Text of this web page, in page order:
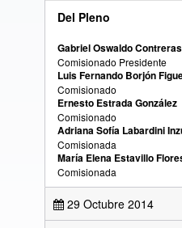
Del Pleno
Gabriel Oswaldo
Comisionado Presidente
Luis Fernando Borjón
Comisionado
Ernesto Estrada González
Comisionado
Adriana Sofía Labardini
Comisionada
María Elena Estavillo
Comisionada
29 Octubre 2014